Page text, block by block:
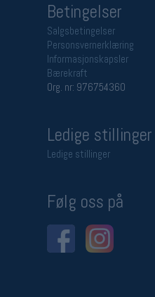
Betingelser
Salgsbetingelser
Personsvernerklæring
Informasjonskapsler
Bærekraft
Org. nr: 976754360
Ledige stillinger
Ledige stillinger
Følg oss på